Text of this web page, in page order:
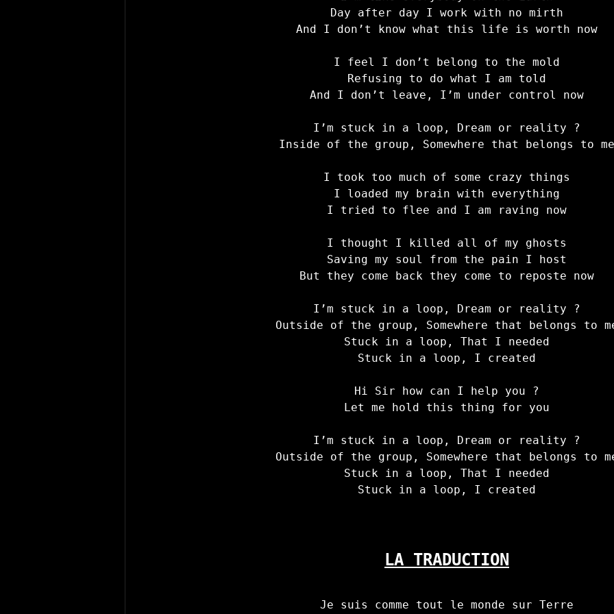
Day after day I work with no mirth
And I don’t know what this life is worth now
I feel I don’t belong to the mold
Refusing to do what I am told
And I don’t leave, I’m under control now
I’m stuck in a loop, Dream or reality ?
Inside of the group, Somewhere that belongs to me
I took too much of some crazy things
I loaded my brain with everything
I tried to flee and I am raving now
I thought I killed all of my ghosts
Saving my soul from the pain I host
But they come back they come to reposte now
I’m stuck in a loop, Dream or reality ?
Outside of the group, Somewhere that belongs to
Stuck in a loop, That I needed
Stuck in a loop, I created
Hi Sir how can I help you ?
Let me hold this thing for you
I’m stuck in a loop, Dream or reality ?
Outside of the group, Somewhere that belongs to
Stuck in a loop, That I needed
Stuck in a loop, I created
LA TRADUCTION
Je suis comme tout le monde sur Terre